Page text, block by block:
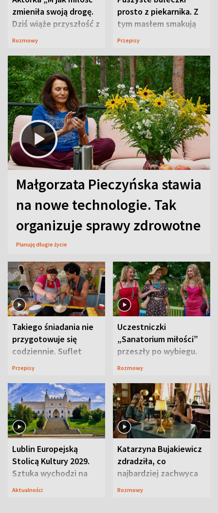
zmieniła swoją drogę.
Dziś wiąże przyszłość z
neurobiologią
Rozmowy
prosto z piekarnika. Z
tym masłem smakują
jeszcze lepiej
Przepisy
Małgorzata Pieczyńska stawia
na nowe technologie. Tak
organizuje sprawy zdrowotne
Planuję długie życie
Takiego śniadania nie
przygotowuje się
codziennie. Suflet
serowy zachwyca
Przepisy
Uczestniczki
„Sanatorium miłości”
przeszły po wybiegu.
Te stylizacje
Rozmowy
Lublin Europejską
Stolicą Kultury 2029.
Sztuka wychodzi na
Aktualności
Katarzyna Bujakiewicz
zdradziła, co
najbardziej zachwyca
Rozmowy